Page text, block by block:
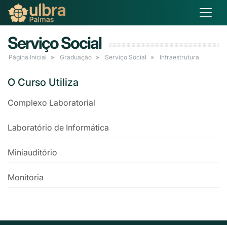
Serviço Social
Página Inicial Graduação Serviço Social Infraestrutura
O Curso Utiliza
Complexo Laboratorial
Laboratório de Informática
Miniauditório
Monitoria